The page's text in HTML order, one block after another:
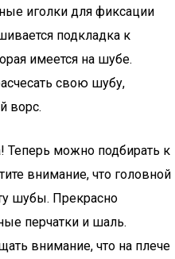
иголки для фиксации
подкладка к
имеется на шубе.
свою шубу,
ворс.
Теперь можно подбирать к
внимание, что головной
шубы. Прекрасно
перчатки и шаль.
внимание, что на плече